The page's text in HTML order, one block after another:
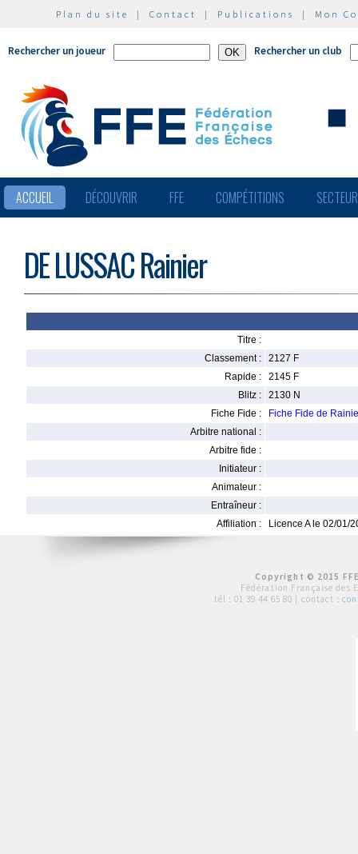
Plan du site | Contact | Publications | Mon
Rechercher un joueur Rechercher un club
ACCUEIL DÉCOUVRIR FFE COMPÉTITIONS
DE LUSSAC Rainier
Titre :
Classement :
2127 F
Rapide :
2145 F
Blitz :
2130 N
Fiche Fide :
Fiche Fide de
Arbitre national :
Arbitre fide :
Initiateur :
Animateur :
Entraîneur :
Affiliation :
Licence A le 02/01/
Copyright © 2015
Fédération Française des
tél : 01 39 44 65 80 | contact :